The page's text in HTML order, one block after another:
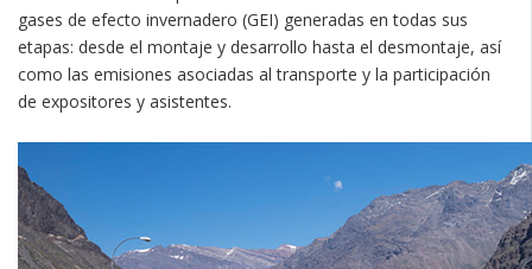
gases de efecto invernadero (GEI) generadas en todas sus
etapas: desde el montaje y desarrollo hasta el desmontaje, así
como las emisiones asociadas al transporte y la participación
de expositores y asistentes.